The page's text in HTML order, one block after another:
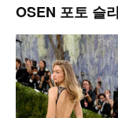
OSEN 포토 슬